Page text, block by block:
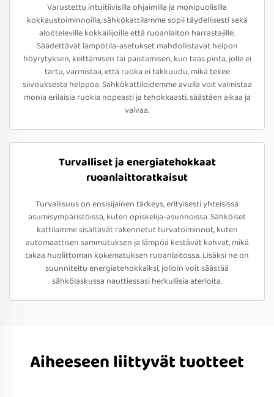
Varustettu intuitiivisilla ohjaimilla ja monipuolisilla
kokkaustoiminnoilla, sähkökattilamme sopii täydellisesti sekä
aloitteleville kokkailijoille että ruoanlaiton harrastajille.
Säädettävät lämpötila-asetukset mahdollistavat helpon
höyrytyksen, keittämisen tai paistamisen, kun taas pinta, jolle ei
tartu, varmistaa, että ruoka ei takkuudu, mikä tekee
siivouksesta helppoa. Sähkökattiloidemme avulla voit valmistaa
monia erilaisia ruokia nopeasti ja tehokkaasti, säästäen aikaa ja
vaivaa.
Turvalliset ja energiatehokkaat
ruoanlaittoratkaisut
Turvallisuus on ensisijainen tärkeys, erityisesti yhteisissä
asumisympäristöissä, kuten opiskelija-asunnoissa. Sähköiset
kattilamme sisältävät rakennetut turvatoiminnot, kuten
automaattisen sammutuksen ja lämpöä kestävät kahvat, mikä
takaa huolittoman kokematuksen ruoanlaitossa. Lisäksi ne on
suunniteltu energiatehokkaiksi, jolloin voit säästää
sähkölaskussa nauttiessasi herkullisia aterioita.
Aiheeseen liittyvät tuotteet